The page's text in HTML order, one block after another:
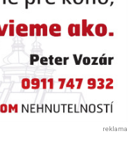
reklama